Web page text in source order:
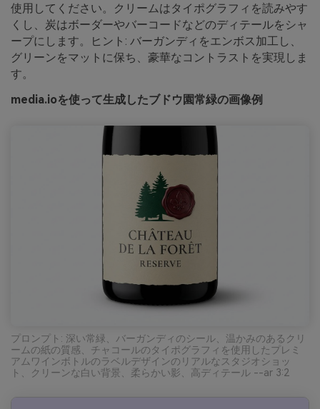
使用してください。クリームはタイポグラフィを読みやす
くし、炭はボーダーやバーコードなどのディテールをシャ
ープにします。ヒント: バーガンディをエンボス加工し、
グリーンをマットに保ち、豪華なコントラストを実現しま
す。
media.ioを使って生成したブドウ園常緑の画像例
プロンプト: 深い常緑、バーガンディのシール、温かみのあるクリ
ームの紙の質感、チャコールのタイポグラフィを使用したプレミ
アムワインボトルのラベルデザインのリアルなスタジオショッ
ト、クリーンな白い背景、柔らかい影、高ディテール --ar 3:2